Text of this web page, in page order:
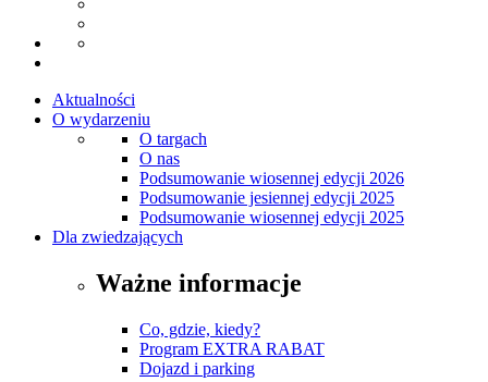
Aktualności
O wydarzeniu
O targach
O nas
Podsumowanie wiosennej edycji 2026
Podsumowanie jesiennej edycji 2025
Podsumowanie wiosennej edycji 2025
Dla zwiedzających
Ważne informacje
Co, gdzie, kiedy?
Program EXTRA RABAT
Dojazd i parking